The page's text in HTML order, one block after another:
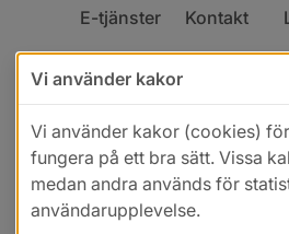
E-tjänster Kontakt
Vi använder kakor
Vi använder kakor (cookies)
fungera på ett bra sätt. Vissa
medan andra används för
användarupplevelse.